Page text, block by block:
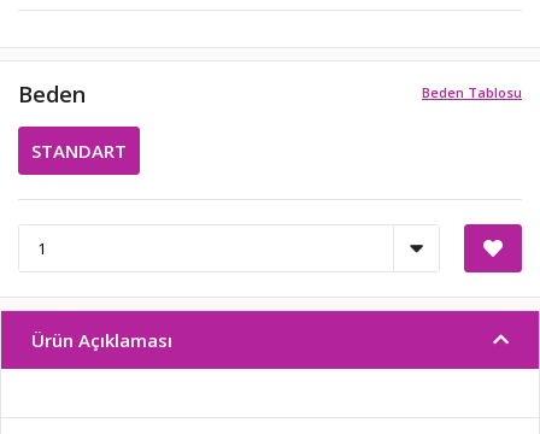
Beden Tablosu
Beden
STANDART
Ürün Açıklaması